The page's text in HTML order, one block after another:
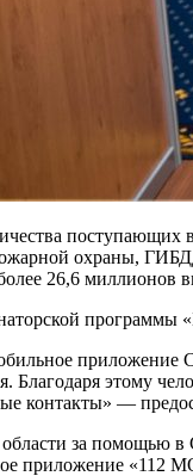
охраны,
26,6 миллионов
программы
Благодаря этому
контакты» —
за помощью в
приложение «112